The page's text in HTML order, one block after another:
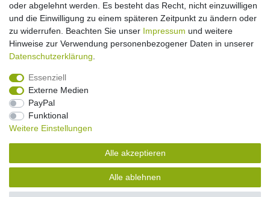
Hiermit bestätige ich, dass ich die Daten­schutz­erklärunggelesen habe. Meine
Einwilligung kann ich jederzeit widerrufen.**
Impressum
Widerrufs­recht Vertrag widerrufen Kontakt
oder abgelehnt werden. Es besteht das Recht, nicht einzuwilligen
und die Einwilligung zu einem späteren Zeitpunkt zu ändern oder
zu widerrufen. Beachten Sie unser Impressum und weitere
Hinweise zur Verwendung personenbezogener Daten in unserer
Daten­schutz­erklärung
Essenziell
Externe Medien
PayPal
Funktional
Weitere Einstellungen
Alle akzeptieren
Alle ablehnen